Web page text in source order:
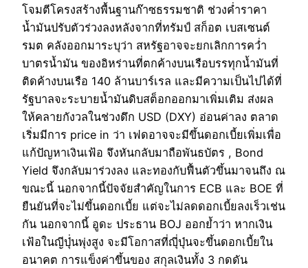
โจมตีโครงสร้างพื้นฐานก๊าซธรรมชาติ ช่วงค่ำราคา
น้ำมันปรับตัวร่วงลงหลังจากที่ทรัมป์ สก็อต เบสเซนต์
รมต คลังออกมาระบุว่า สหรัฐอาจจะยกเลิกการคว่ำ
บาตรน้ำมัน ของอิหร่านที่ตกค้างบนเรือบรรทุกน้ำมันที่
ติดค้างบนเรือ 140 ล้านบาร์เรล และมีความเป็นไปได้ที่
รัฐบาลจะระบายน้ำมันดิบสต็อกออกมาเพิ่มเติม ส่งผล
ให้คลายกังวลในช่วงดึก USD (DXY) อ่อนค่าลง ตลาด
เริ่มมีการ price in ว่า เฟดอาจจะมีขึ้นดอกเบี้ยเพิ่มเพื่อ
แก้ปัญหาเงินเฟ้อ จึงหันกลับมาถือพันธบัตร , Bond
Yield จึงกลับมาร่วงลง และทองกับฟื้นตัวขึ้นมาจนถึง ณ
ขณะนี้ นอกจากนี้ปัจจัยสำคัญในการ ECB และ BOE ที่
ยืนยันที่จะไม่ขึ้นดอกเบี้ย แต่จะไม่ลดดอกเบี้ยลงเร็วเช่น
กัน นอกจากนี้ อูดะ ประธาน BOJ ออกย้ำว่า หากเงิน
เฟ้อในญีปุ่่นพุ่งสูง จะมีโอกาสที่ญุี่ปุ่นจะขึ้นดอกเบี้ยใน
อนาคต การแข็งค่าขึ้นของ สกุลเงินทั้ง 3 กดดัน